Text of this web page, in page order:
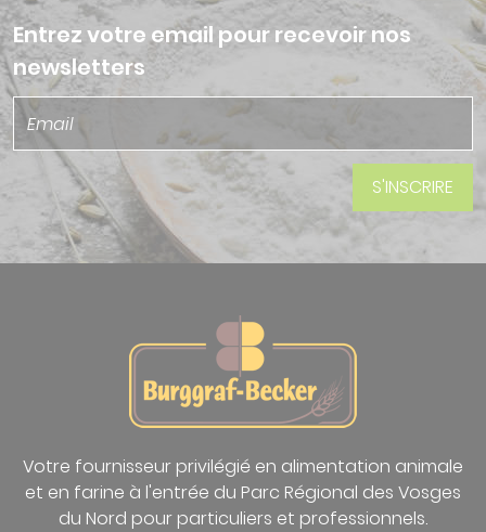
Entrez votre email pour recevoir nos
newsletters
Votre fournisseur privilégié en alimentation animale
et en farine à l'entrée du Parc Régional des Vosges
du Nord pour particuliers et professionnels.